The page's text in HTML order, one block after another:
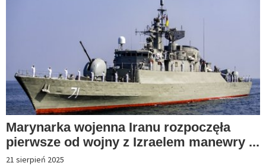
Marynarka wojenna Iranu rozpoczęła
pierwsze od wojny z Izraelem manewry ...
21 sierpień 2025